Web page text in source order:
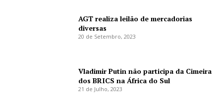
AGT realiza leilão de mercadorias
diversas
20 de Setembro, 2023
Vladimir Putin não participa da Cimeira
dos BRICS na África do Sul
21 de Julho, 2023